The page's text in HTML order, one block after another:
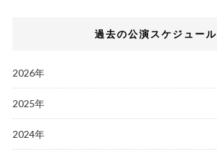
過去の公演スケジュール
2026年
2025年
2024年